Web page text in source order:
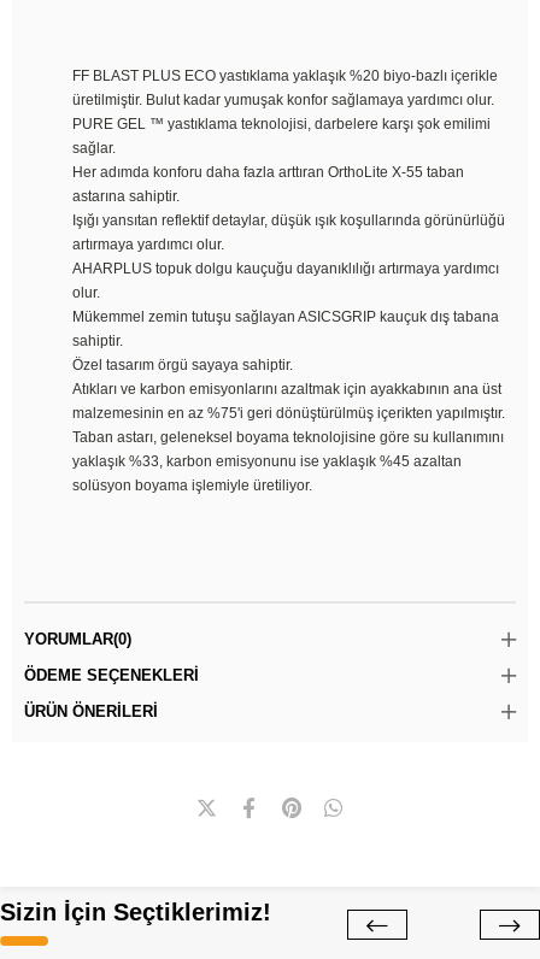
FF BLAST PLUS ECO yastıklama yaklaşık %20 biyo-bazlı içerikle
üretilmiştir. Bulut kadar yumuşak konfor sağlamaya yardımcı olur.
PURE GEL ™ yastıklama teknolojisi, darbelere karşı şok emilimi
sağlar.
Her adımda konforu daha fazla arttıran OrthoLite X-55 taban
astarına sahiptir.
Işığı yansıtan reflektif detaylar, düşük ışık koşullarında görünürlüğü
artırmaya yardımcı olur.
AHARPLUS topuk dolgu kauçuğu dayanıklılığı artırmaya yardımcı
olur.
Mükemmel zemin tutuşu sağlayan ASICSGRIP kauçuk dış tabana
sahiptir.
Özel tasarım örgü sayaya sahiptir.
Atıkları ve karbon emisyonlarını azaltmak için ayakkabının ana üst
malzemesinin en az %75'i geri dönüştürülmüş içerikten yapılmıştır.
Taban astarı, geleneksel boyama teknolojisine göre su kullanımını
yaklaşık %33, karbon emisyonunu ise yaklaşık %45 azaltan
solüsyon boyama işlemiyle üretiliyor.
YORUMLAR(0)
ÖDEME SEÇENEKLERI
ÜRÜN ÖNERILERI
Sizin İçin Seçtiklerimiz!